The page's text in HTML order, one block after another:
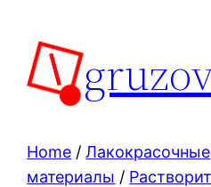
content
Home /Лакокрасочные
материалы /